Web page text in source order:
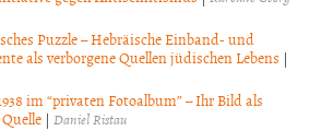
Puzzle – Hebräische Einband- und
als verborgene Quellen jüdischen Lebens |
im “privaten Fotoalbum” – Ihr Bild als
| Daniel Ristau